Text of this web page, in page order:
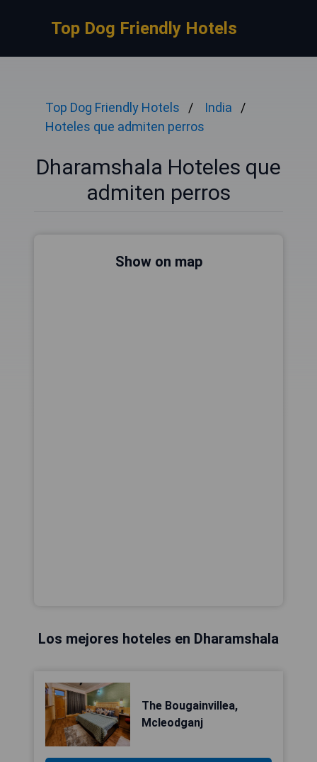
Top Dog Friendly Hotels
Top Dog Friendly Hotels
India
Hoteles que admiten perros
Dharamshala Hoteles que
admiten perros
Show on map
Los mejores hoteles en Dharamshala
The Bougainvillea,
Mcleodganj